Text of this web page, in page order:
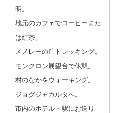
明。
地元のカフェでコーヒーまた
は紅茶。
メノレーの丘トレッキング。
モンクロン展望台で休憩。
村のなかをウォーキング。
ジョグジャカルタへ。
市内のホテル・駅にお送り